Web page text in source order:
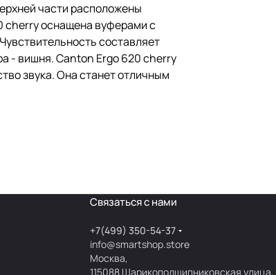
части расположены
cherry оснащена вуферами с
составляет
- вишня. Canton Ergo 620 cherry
звука. Она станет отличным
Связаться с нами
+7(499) 350-54-37
info@smartshop.store
Москва,
115088 Шарикоподшипниковская улица,